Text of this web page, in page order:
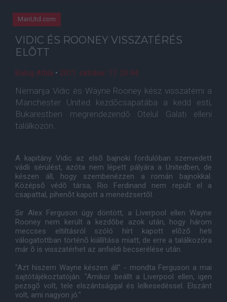
ManUtd.com
VIDIC ÉS ROONEY VISSZATÉRÉS
ELÕTT
Balog Attila • 2011. október. 17. 20:44
Nemanja Vidic és Wayne Rooney kész visszatérni a
Manchester United kezdõcsapatába a kedd esti,
Bukarestben megrendezendõ Otelul Galati elleni
találkozón.
A kapitány Vidic az elsõ bajnoki fordulóban szenvedett
vádli sérülést, azóta nem lépett pályára a Unitedben, de
készen áll, hogy szembenézzen a román bajnokkal.
Középsõ védõ társa, Rio Ferdinand nem repült el a
csapattal, pihenõt kapott a menedzsertõl.
Sir Alex Ferguson úgy döntött, a Liverpool ellen Wayne
Rooney nem került a kezdõbe azok után, hogy három
meccses eltiltásról szóló hírt kapott elõzõ heti
válogatottban történõ kiállítása miatt, de erre a találkozóra
már õ is visszatérhet az anfieldi becserélése után.
"Azt hiszem Wayne készen áll" - mondta Ferguson a mai
sajtótájékoztatóján. "Amikor beállt a Liverpool ellen, igen
pezsgõ volt, tele elszántsággal és lelkesedéssel. Elszánt
volt, ami nagyon jó."